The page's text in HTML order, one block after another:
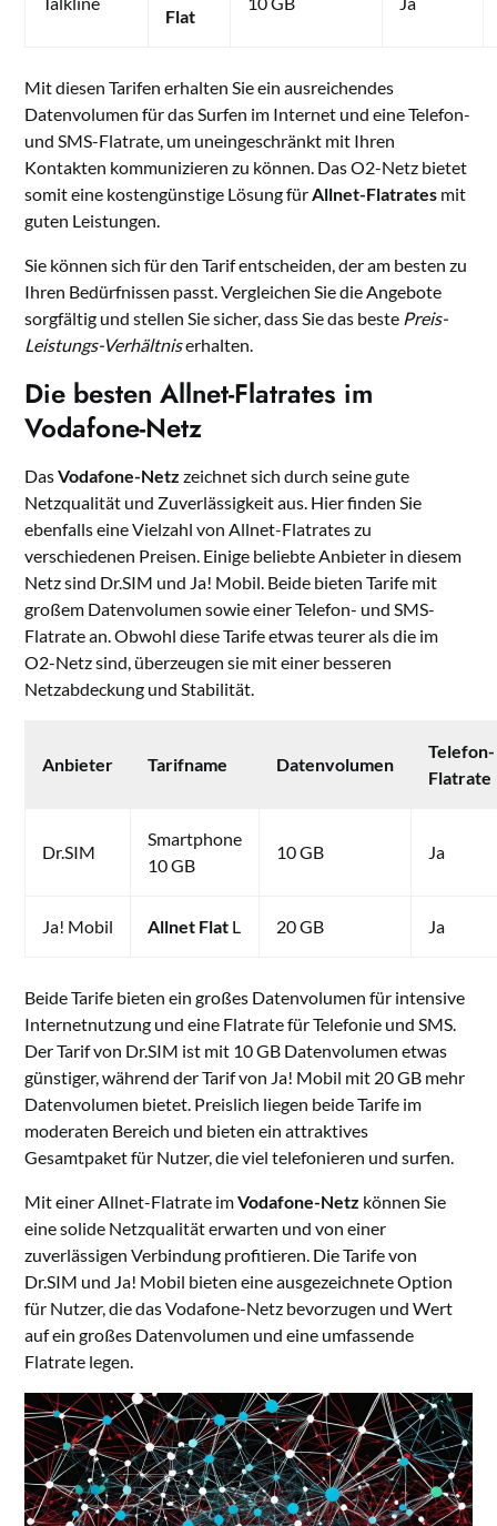
Flat
Mit diesen Tarifen erhalten Sie ein ausreichendes
Datenvolumen für das Surfen im Internet und eine Telefon-
und SMS-Flatrate, um uneingeschränkt mit Ihren
Kontakten kommunizieren zu können. Das O2-Netz bietet
somit eine kostengünstige Lösung fürAllnet-Flatrates mit
guten Leistungen.
Sie können sich für den Tarif entscheiden, der am besten zu
Ihren Bedürfnissen passt. Vergleichen Sie die Angebote
sorgfältig und stellen Sie sicher, dass Sie das beste Preis-
Leistungs-Verhältniserhalten.
Die besten Allnet-Flatrates im
Vodafone-Netz
DasVodafone-Netz zeichnet sich durch seine gute
Netzqualität und Zuverlässigkeit aus. Hier finden Sie
ebenfalls eine Vielzahl von Allnet-Flatrates zu
verschiedenen Preisen. Einige beliebte Anbieter in diesem
Netz sind Dr.SIM und Ja! Mobil. Beide bieten Tarife mit
großem Datenvolumen sowie einer Telefon- und SMS-
Flatrate an. Obwohl diese Tarife etwas teurer als die im
O2-Netz sind, überzeugen sie mit einer besseren
Netzabdeckung und Stabilität.
Anbieter Tarifname Datenvolumen
Telefon-
Flatrate
Dr.SIM
Smartphone
10 GB
10 GB Ja
Ja! Mobil Allnet Flat L 20 GB Ja
Beide Tarife bieten ein großes Datenvolumen für intensive
Internetnutzung und eine Flatrate für Telefonie und SMS.
Der Tarif von Dr.SIM ist mit 10 GB Datenvolumen etwas
günstiger, während der Tarif von Ja! Mobil mit 20 GB mehr
Datenvolumen bietet. Preislich liegen beide Tarife im
moderaten Bereich und bieten ein attraktives
Gesamtpaket für Nutzer, die viel telefonieren und surfen.
Mit einer Allnet-Flatrate imVodafone-Netz können Sie
eine solide Netzqualität erwarten und von einer
zuverlässigen Verbindung profitieren. Die Tarife von
Dr.SIM und Ja! Mobil bieten eine ausgezeichnete Option
für Nutzer, die das Vodafone-Netz bevorzugen und Wert
auf ein großes Datenvolumen und eine umfassende
Flatrate legen.